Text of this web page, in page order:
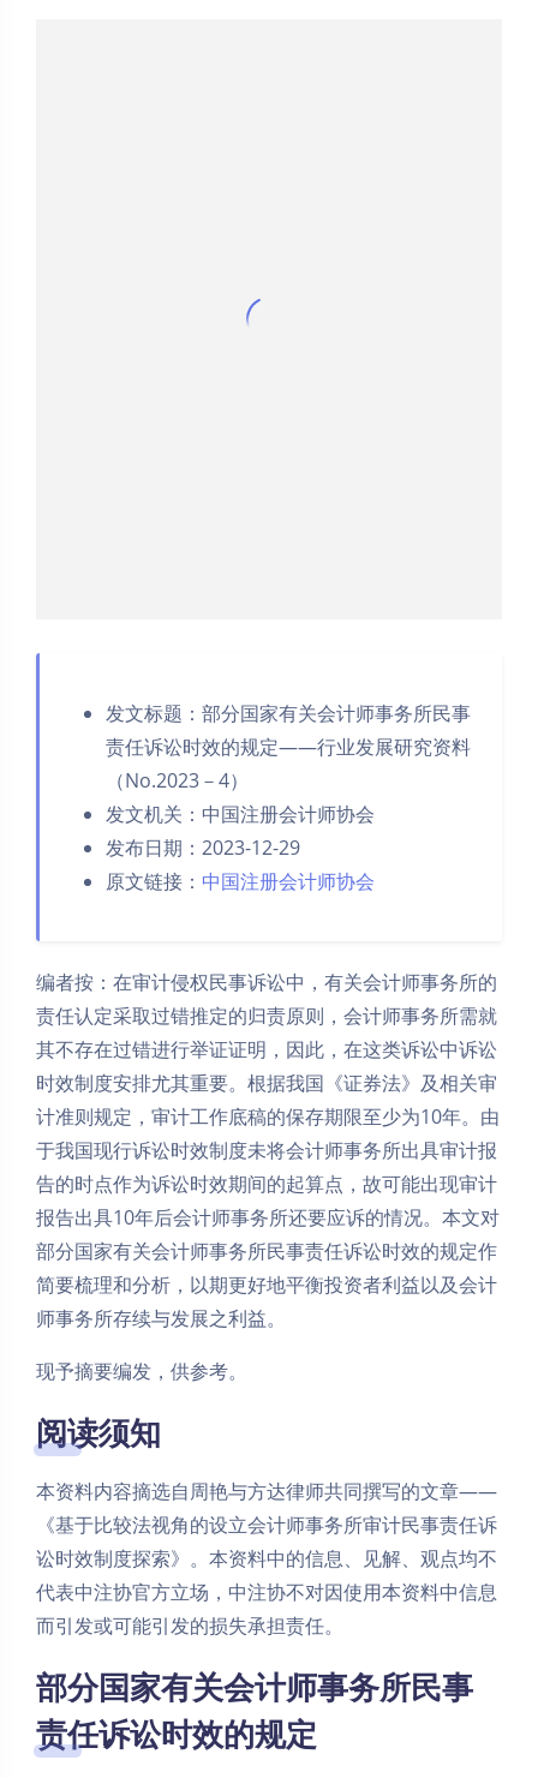
发文标题：部分国家有关会计师事务所民事
责任诉讼时效的规定——行业发展研究资料
（No.2023－4）
发文机关：中国注册会计师协会
发布日期：2023-12-29
原文链接： 中国注册会计师协会
编者按：在审计侵权民事诉讼中，有关会计师事务所的
责任认定采取过错推定的归责原则，会计师事务所需就
其不存在过错进行举证证明，因此，在这类诉讼中诉讼
时效制度安排尤其重要。根据我国《证券法》及相关审
计准则规定，审计工作底稿的保存期限至少为10年。由
于我国现行诉讼时效制度未将会计师事务所出具审计报
告的时点作为诉讼时效期间的起算点，故可能出现审计
报告出具10年后会计师事务所还要应诉的情况。本文对
部分国家有关会计师事务所民事责任诉讼时效的规定作
简要梳理和分析，以期更好地平衡投资者利益以及会计
师事务所存续与发展之利益。
现予摘要编发，供参考。
阅读须知
本资料内容摘选自周艳与方达律师共同撰写的文章——
《基于比较法视角的设立会计师事务所审计民事责任诉
讼时效制度探索》。本资料中的信息、见解、观点均不
代表中注协官方立场，中注协不对因使用本资料中信息
而引发或可能引发的损失承担责任。
部分国家有关会计师事务所民事
责任诉讼时效的规定